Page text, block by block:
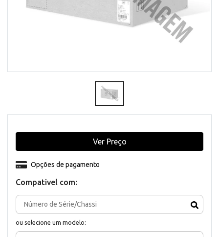
Compativel com:
ou selecione um modelo:
Opções de pagamento
Ver Preço